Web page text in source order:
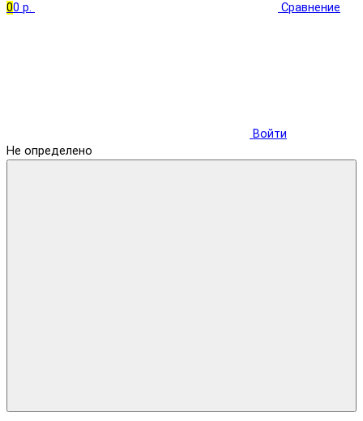
00 р. Сравнение
Войти
Не определено